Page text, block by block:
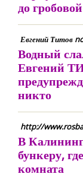
до
Евгений Титов
Водный
Евгений
никто
http://
В
бункеру,
комната